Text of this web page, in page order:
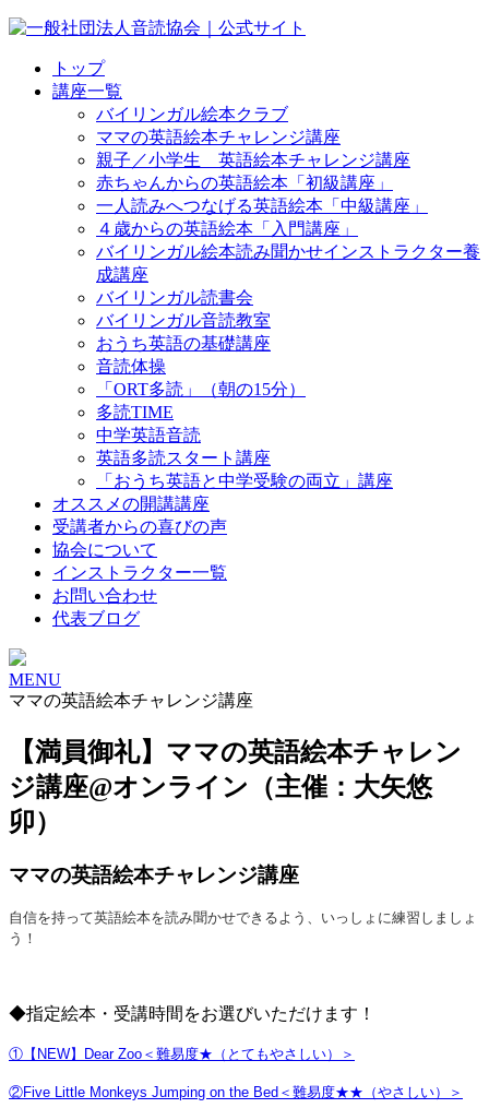
トップ
講座一覧
バイリンガル絵本クラブ
ママの英語絵本チャレンジ講座
親子／小学生 英語絵本チャレンジ講座
赤ちゃんからの英語絵本「初級講座」
一人読みへつなげる英語絵本「中級講座」
４歳からの英語絵本「入門講座」
バイリンガル絵本読み聞かせインストラクター養
成講座
バイリンガル読書会
バイリンガル音読教室
おうち英語の基礎講座
音読体操
「ORT多読」（朝の15分）
多読TIME
中学英語音読
英語多読スタート講座
「おうち英語と中学受験の両立」講座
オススメの開講講座
受講者からの喜びの声
協会について
インストラクター一覧
お問い合わせ
代表ブログ
MENU
ママの英語絵本チャレンジ講座
【満員御礼】ママの英語絵本チャレン
ジ講座@オンライン（主催：大矢悠
卯）
ママの英語絵本チャレンジ講座
自信を持って英語絵本を読み聞かせできるよう、いっしょに練習しましょ
う！
◆指定絵本・受講時間をお選びいただけます！
①【NEW】Dear Zoo ＜難易度★（とてもやさしい）＞
②Five Little Monkeys Jumping on the Bed＜難易度★★（やさしい）＞